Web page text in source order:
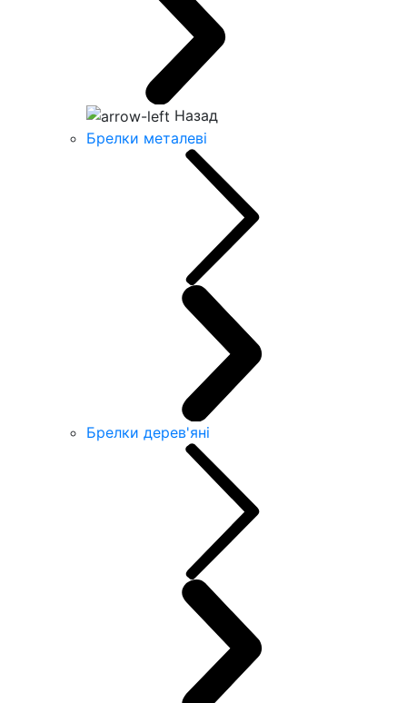
Назад
Брелки металеві
Брелки дерев'яні